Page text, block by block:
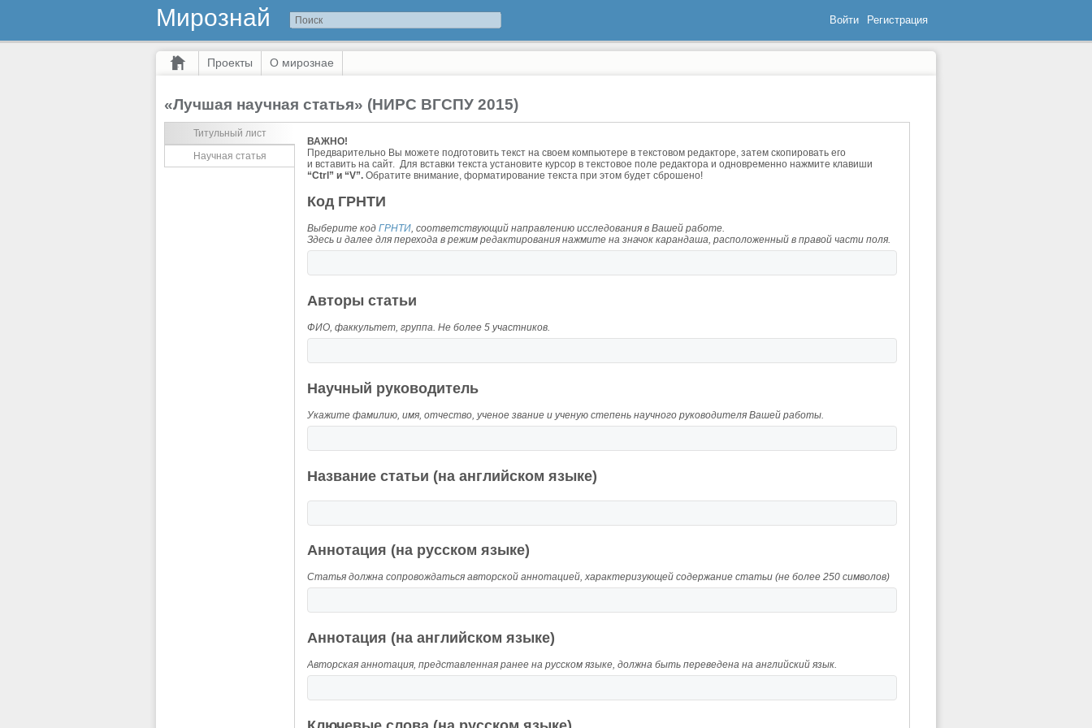
Мирознай Войти Регистрация
Проекты О мирознае
«Лучшая научная статья» (НИРС ВГСПУ 2015)
Титульный лист
Научная статья
ВАЖНО!
Предварительно Вы можете подготовить текст на своем компьютере в текстовом редакторе, затем скопировать его
и вставить на сайт. Для вставки текста установите курсор в текстовое поле редактора и одновременно нажмите клавиши
“Ctrl” и “V”. Обратите внимание, форматирование текста при этом будет сброшено!
Код ГРНТИ
Выберите код ГРНТИ, соответствующий направлению исследования в Вашей работе.
Здесь и далее для перехода в режим редактирования нажмите на значок карандаша, расположенный в правой части поля.
Авторы статьи
ФИО, факкультет, группа. Не более 5 участников.
Научный руководитель
Укажите фамилию, имя, отчество, ученое звание и ученую степень научного руководителя Вашей работы.
Название статьи (на английском языке)
Аннотация (на русском языке)
Статья должна сопровождаться авторской аннотацией, характеризующей содержание статьи (не более 250 символов)
Аннотация (на английском языке)
Авторская аннотация, представленная ранее на русском языке, должна быть переведена на английский язык.